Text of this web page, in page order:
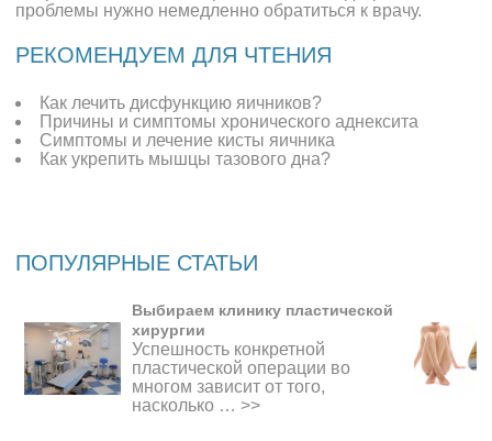
проблемы нужно немедленно обратиться к врачу.
РЕКОМЕНДУЕМ ДЛЯ ЧТЕНИЯ
Как лечить дисфункцию яичников?
Причины и симптомы хронического аднексита
Симптомы и лечение кисты яичника
Как укрепить мышцы тазового дна?
ПОПУЛЯРНЫЕ СТАТЬИ
Выбираем клинику пластической
хирургии
Успешность конкретной
пластической операции во
многом зависит от того,
насколько … >>